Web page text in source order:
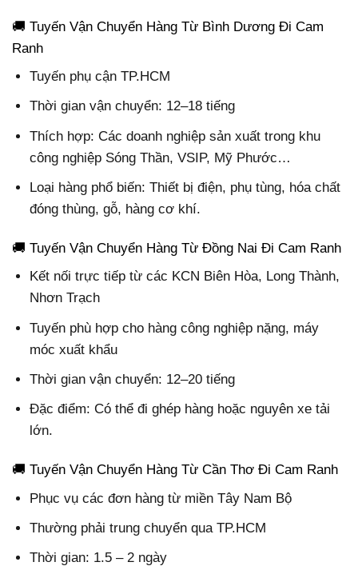
🚚 Tuyến Vận Chuyển Hàng Từ Bình Dương Đi Cam
Ranh
Tuyến phụ cận TP.HCM
Thời gian vận chuyển: 12–18 tiếng
Thích hợp: Các doanh nghiệp sản xuất trong khu
công nghiệp Sóng Thần, VSIP, Mỹ Phước…
Loại hàng phổ biến: Thiết bị điện, phụ tùng, hóa chất
đóng thùng, gỗ, hàng cơ khí.
🚚 Tuyến Vận Chuyển Hàng Từ Đồng Nai Đi Cam Ranh
Kết nối trực tiếp từ các KCN Biên Hòa, Long Thành,
Nhơn Trạch
Tuyến phù hợp cho hàng công nghiệp nặng, máy
móc xuất khẩu
Thời gian vận chuyển: 12–20 tiếng
Đặc điểm: Có thể đi ghép hàng hoặc nguyên xe tải
lớn.
🚚 Tuyến Vận Chuyển Hàng Từ Cần Thơ Đi Cam Ranh
Phục vụ các đơn hàng từ miền Tây Nam Bộ
Thường phải trung chuyển qua TP.HCM
Thời gian: 1.5 – 2 ngày